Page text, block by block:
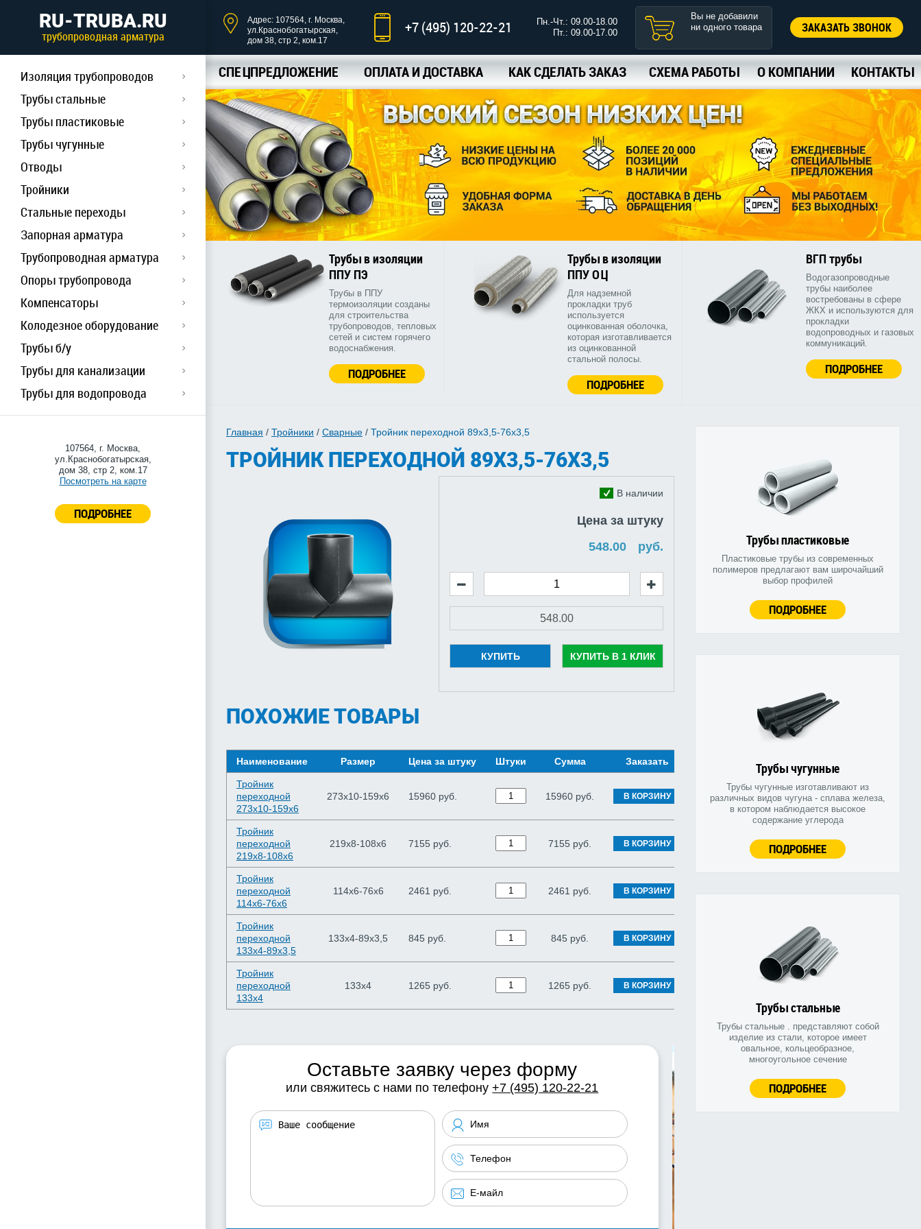
RU-TRUBA.RU
трубопроводная арматура
Изоляция трубопроводов
Трубы стальные
Трубы пластиковые
Трубы чугунные
Отводы
Тройники
Стальные переходы
Запорная арматура
Трубопроводная арматура
Опоры трубопровода
Компенсаторы
Колодезное оборудование
Трубы б/у
Трубы для канализации
Трубы для водопровода
107564, г. Москва,
ул.Краснобогатырская,
дом 38, стр 2, ком.17
Посмотреть на карте
ПОДРОБНЕЕ
Адрес: 107564, г. Москва,
ул.Краснобогатырская,
дом 38, стр 2, ком.17
+7 (495) 120-22-21
Пн.-Чт.: 09.00-18.00
Пт.: 09.00-17.00
Вы не добавили
ни одного товара
ЗАКАЗАТЬ ЗВОНОК
СПЕЦПРЕДЛОЖЕНИЕ ОПЛАТА И ДОСТАВКА КАК СДЕЛАТЬ ЗАКАЗ СХЕМА РАБОТЫ О КОМПАНИИ КОНТАКТЫ
Трубы в изоляции
ППУ ПЭ
Трубы в ППУ
термоизоляции созданы
для строительства
трубопроводов, тепловых
сетей и систем горячего
водоснабжения.
ПОДРОБНЕЕ
Трубы в изоляции
ППУ ОЦ
Для надземной
прокладки труб
используется
оцинкованная оболочка,
которая изготавливается
из оцинкованной
стальной полосы.
ПОДРОБНЕЕ
ВГП трубы
Водогазопроводные
трубы наиболее
востребованы в сфере
ЖКХ и используются для
прокладки
водопроводных и газовых
коммуникаций.
ПОДРОБНЕЕ
Трубы пластиковые
Пластиковые трубы из современных
полимеров предлагают вам широчайший
выбор профилей
ПОДРОБНЕЕ
Трубы чугунные
Трубы чугунные изготавливают из
различных видов чугуна - сплава железа,
в котором наблюдается высокое
содержание углерода
ПОДРОБНЕЕ
Трубы стальные
Трубы стальные . представляют собой
изделие из стали, которое имеет
овальное, кольцеобразное,
многоугольное сечение
ПОДРОБНЕЕ
Главная / Тройники / Сварные / Тройник переходной 89х3,5-76х3,5
ТРОЙНИК ПЕРЕХОДНОЙ 89Х3,5-76Х3,5
В наличии
Цена за штуку
руб.
КУПИТЬ КУПИТЬ В 1 КЛИК
ПОХОЖИЕ ТОВАРЫ
Наименование Размер Цена за штуку Штуки Сумма Заказать
Тройник
переходной
273х10-159х6
273х10-159х6 15960 руб. 15960 руб. В КОРЗИНУ
Тройник
переходной
219х8-108х6
219х8-108х6 7155 руб. 7155 руб. В КОРЗИНУ
Тройник
переходной
114х6-76х6
114х6-76х6 2461 руб. 2461 руб. В КОРЗИНУ
Тройник
переходной
133х4-89х3,5
133х4-89х3,5 845 руб. 845 руб. В КОРЗИНУ
Тройник
переходной
133х4
133х4 1265 руб. 1265 руб. В КОРЗИНУ
Оставьте заявку через форму
или свяжитесь с нами по телефону+7 (495) 120-22-21